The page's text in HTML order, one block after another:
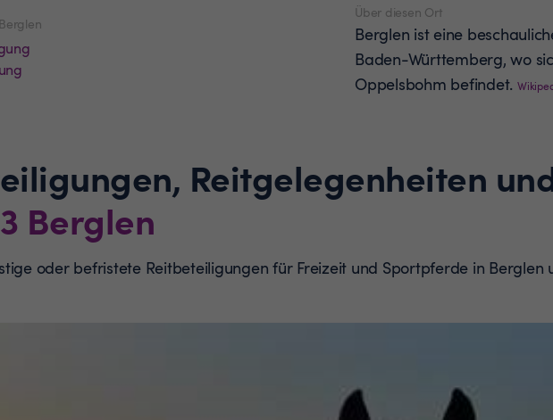
Über diesen Ort
Berglen ist eine
Baden-Württemberg, wo
Oppelsbohm befindet.
Reitgelegenheiten
Berglen
oder befristete Reitbeteiligungen für Freizeit und Sportpferde in Berglen